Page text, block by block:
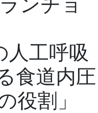
人工呼吸
食道内圧
役割」